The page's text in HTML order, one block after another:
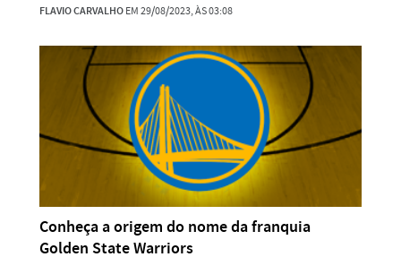
FLAVIO CARVALHOEM 29/08/2023, ÀS 03:08
Conheça a origem do nome da franquia
Golden State Warriors